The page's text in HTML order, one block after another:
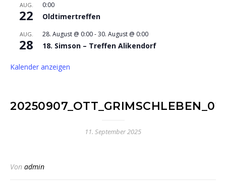
AUG.
22
0:00
Oldtimertreffen
AUG.
28
28. August @ 0:00-30. August @ 0:00
18. Simson – Treffen Alikendorf
Kalender anzeigen
11. September 2025
Von admin